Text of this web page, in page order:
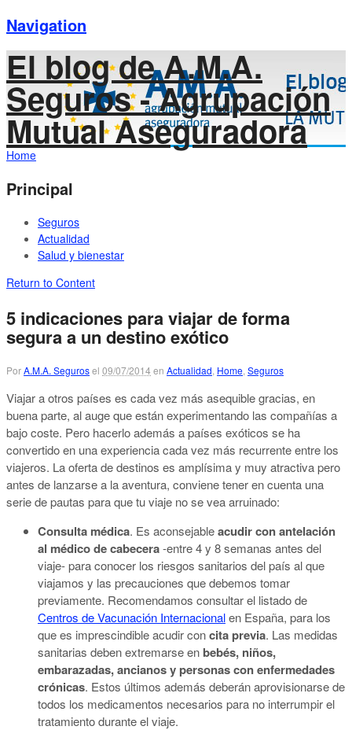
Navigation
El blog de A.M.A.
Seguros - Agrupación
Mutual Aseguradora
Home
Principal
Seguros
Actualidad
Salud y bienestar
Return to Content
5 indicaciones para viajar de forma
segura a un destino exótico
PorA.M.A. Segurosel 09/07/2014 en Actualidad Home Seguros
Viajar a otros países es cada vez más asequible gracias, en
buena parte, al auge que están experimentando las compañías a
bajo coste. Pero hacerlo además a países exóticos se ha
convertido en una experiencia cada vez más recurrente entre los
viajeros. La oferta de destinos es amplísima y muy atractiva pero
antes de lanzarse a la aventura, conviene tener en cuenta una
serie de pautas para que tu viaje no se vea arruinado:
Consulta médica. Es aconsejableacudir con antelación
al médico de cabecera-entre 4 y 8 semanas antes del
viaje- para conocer los riesgos sanitarios del país al que
viajamos y las precauciones que debemos tomar
previamente. Recomendamos consultar el listado de
Centros de Vacunación Internacionalen España, para los
que es imprescindible acudir concita previa. Las medidas
sanitarias deben extremarse en bebés, niños,
embarazadas, ancianos y personas con enfermedades
crónicas. Estos últimos además deberán aprovisionarse de
todos los medicamentos necesarios para no interrumpir el
tratamiento durante el viaje.